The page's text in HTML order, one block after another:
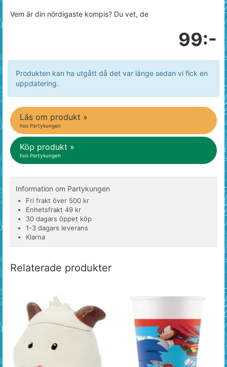
Vem är din nördigaste kompis? Du vet, de
99:-
Produkten kan ha utgått då det var länge sedan vi fick en
uppdatering.
Läs om produkt »
hos Partykungen
Köp produkt »
hos Partykungen
Information om Partykungen
Fri frakt över 500 kr
Enhetsfrakt 49 kr
30 dagars öppet köp
1-3 dagars leverans
Klarna
Relaterade produkter